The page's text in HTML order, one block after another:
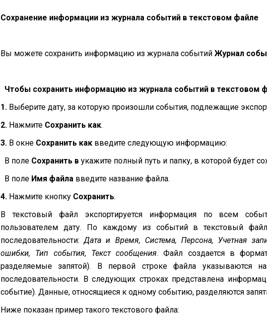
Сохранение информации из журнала событий в текстовом файле
Вы можете сохранить информацию из журнала событий Журнал
Чтобы сохранить информацию из журнала событий в текстовом
1. Выберите дату, за которую произошли события, подлежащие
2. Нажмите Сохранить как.
3. В окне Cохранить как введите следующую информацию:
В поле Сохранить в укажите полный путь и папку, в которой будет
В поле Имя файла введите название файла.
4. Нажмите кнопку Сохранить.
В текстовый файл экспортируется информация по всем
пользователем дату. По каждому из событий в текстовый
последовательности:Дата и Время, Система, Персона, Учетная
ошибки, Тип события, Текст сообщения. Файл создается в
разделяемые запятой). В первой строке файла указываются
последовательности. В следующих строках представлена
событие). Данные, относящиеся к одному событию, разделяются
Ниже показан пример такого текстового файла: